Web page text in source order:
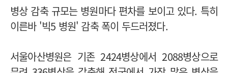
병상 감축 규모는 병원마다 편차를 보이고 있다. 특히
이른바 '빅5 병원' 감축 폭이 두드러졌다.
서울아산병원은 기존 2424병상에서 2088병상으로